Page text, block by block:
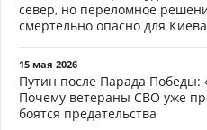
север, но переломное
смертельно опасно для Киева
15 мая 2026
Путин после Парада
Почему ветераны СВО уже
боятся предательства